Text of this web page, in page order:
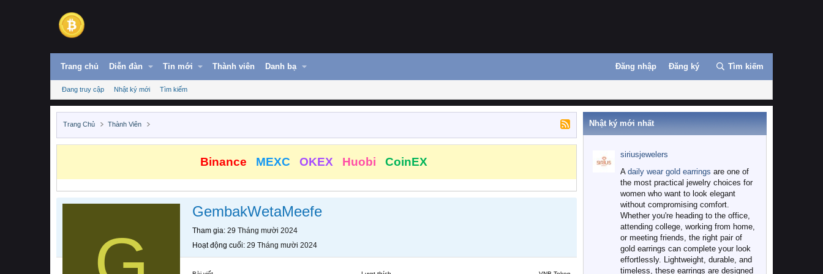
Trang chủ Diễn đàn Tin mới Thành viên Danh bạ Đăng nhập Đăng ký Tìm kiếm
Đang truy cập Nhật ký mới Tìm kiếm
Trang Chủ Thành Viên
Binance MEXC OKEX Huobi CoinEX
GembakWetaMeefe
Tham gia 29 Tháng mười 2024
Hoạt động cuối 29 Tháng mười 2024
Nhật ký mới nhất
siriusjewelers
A daily wear gold earrings are one of
the most practical jewelry choices for
women who want to look elegant
without compromising comfort.
Whether you're heading to the office,
attending college, working from home,
or meeting friends, the right pair of
gold earrings can complete your look
effortlessly. Lightweight, durable, and
timeless, these earrings are designed